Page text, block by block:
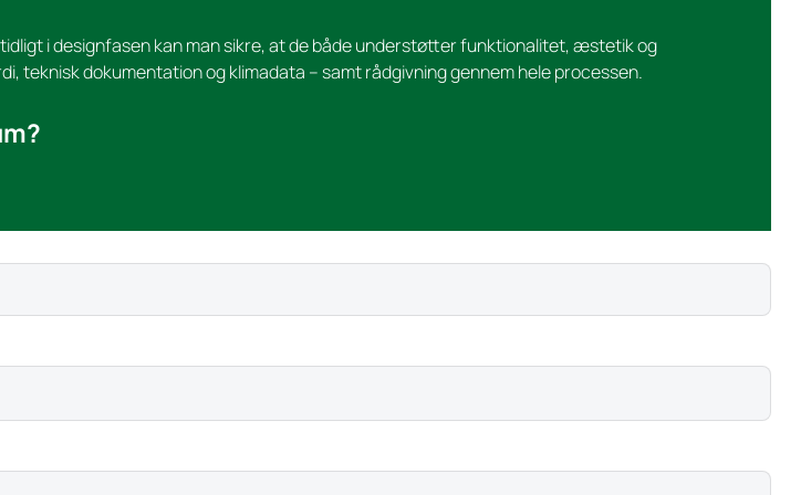
i designfasen kan man sikre, at de både understøtter funktionalitet, æstetik og
teknisk dokumentation og klimadata – samt rådgivning gennem hele processen.